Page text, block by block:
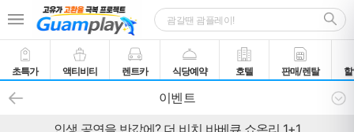
초특가 액티비티 렌트카 식당예약 호텔 판매/렌탈
이벤트
인생 공연을 반값에? 더 비치 바베큐 쇼온리 1+1